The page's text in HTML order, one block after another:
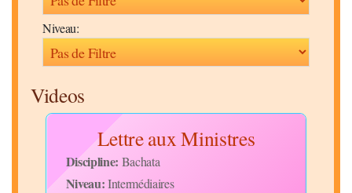
Niveau:
Videos
Lettre aux Ministres
Discipline: Bachata
Niveau:Intermédiaires